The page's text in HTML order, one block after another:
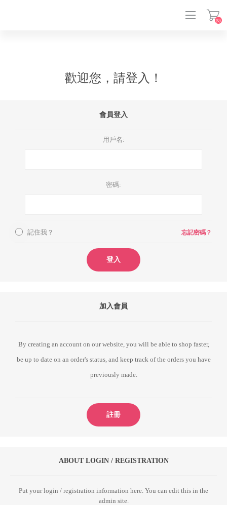
(0)
歡迎您，請登入！
會員登入
用戶名:
密碼:
記住我？ 忘記密碼？
登入
加入會員
By creating an account on our website, you will be able to shop faster,
be up to date on an order's status, and keep track of the orders you have
previously made.
註冊
ABOUT LOGIN / REGISTRATION
Put your login / registration information here. You can edit this in the
admin site.